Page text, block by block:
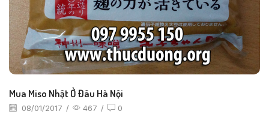
Mua Miso Nhật Ở Đâu Hà Nội
08/01/2017 / 467 / 0